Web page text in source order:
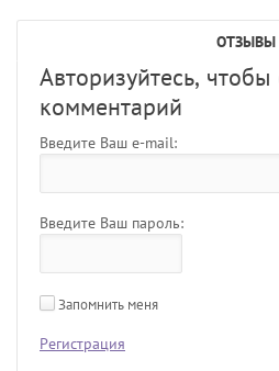
ОТЗЫВЫ
Авторизуйтесь, чтобы
комментарий
Введите Ваш e-mail:
Введите Ваш пароль:
Запомнить меня
Регистрация